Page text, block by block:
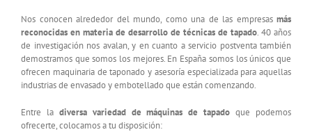
Nos conocen alrededor del mundo, como una de las empresas más
reconocidas en materia de desarrollo de técnicas de tapado. 40 años
de investigación nos avalan, y en cuanto a servicio postventa también
demostramos que somos los mejores. En España somos los únicos que
ofrecen maquinaria de taponado y asesoría especializada para aquellas
industrias de envasado y embotellado que están comenzando.
Entre la diversa variedad de máquinas de tapado que podemos
ofrecerte, colocamos a tu disposición: